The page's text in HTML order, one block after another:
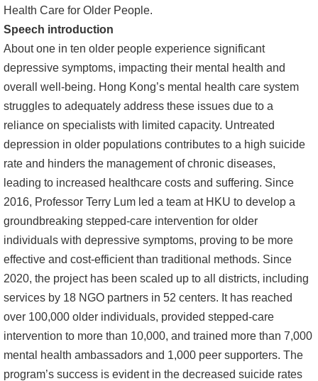
Health Care for Older People.
Speech introduction
About one in ten older people experience significant
depressive symptoms, impacting their mental health and
overall well-being. Hong Kong’s mental health care system
struggles to adequately address these issues due to a
reliance on specialists with limited capacity. Untreated
depression in older populations contributes to a high suicide
rate and hinders the management of chronic diseases,
leading to increased healthcare costs and suffering. Since
2016, Professor Terry Lum led a team at HKU to develop a
groundbreaking stepped-care intervention for older
individuals with depressive symptoms, proving to be more
effective and cost-efficient than traditional methods. Since
2020, the project has been scaled up to all districts, including
services by 18 NGO partners in 52 centers. It has reached
over 100,000 older individuals, provided stepped-care
intervention to more than 10,000, and trained more than 7,000
mental health ambassadors and 1,000 peer supporters. The
program’s success is evident in the decreased suicide rates